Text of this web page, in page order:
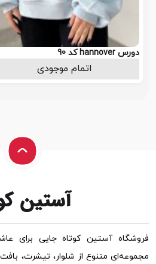
دورس hannover کد 90
1.198.000اتمام موجودی
فروشگاه آستین کوتاه جایی برای
مجموعه‌ای متنوع از شلوار، تیشرت،